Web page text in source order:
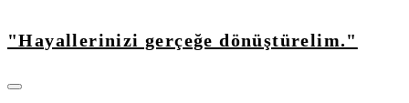
"Hayallerinizi gerçeğe dönüştürelim."